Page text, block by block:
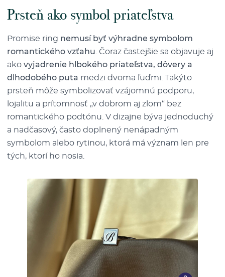
Prsteň ako symbol priateľstva
Promise ring nemusí byť výhradne symbolom
romantického vzťahu . Čoraz častejšie sa objavuje aj
ako vyjadrenie hlbokého priateľstva, dôvery a
dlhodobého puta medzi dvoma ľuďmi. Takýto
prsteň môže symbolizovať vzájomnú podporu,
lojalitu a prítomnosť „v dobrom aj zlom“ bez
romantického podtónu. V dizajne býva jednoduchý
a nadčasový, často doplnený nenápadným
symbolom alebo rytinou, ktorá má význam len pre
tých, ktorí ho nosia.